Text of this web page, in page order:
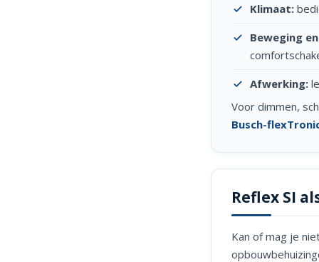
Klimaat:
Beweging
Afwerking:
Voor dimmen,
Busch-
Reflex SI
Kan of mag je